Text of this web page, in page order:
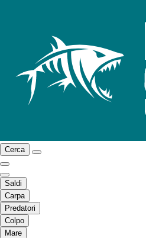
Cerca
Saldi
Carpa
Predatori
Colpo
Mare